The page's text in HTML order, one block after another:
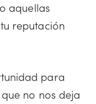
aquellas
reputación
para
no nos deja